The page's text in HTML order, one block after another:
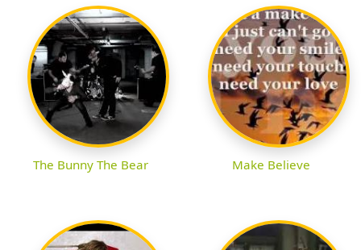
The Bunny The Bear Make Believe